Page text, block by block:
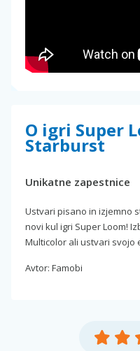
O igri Super
Starburst
Unikatne zapestnice
Ustvari pisano in izjemno
novi kul igri Super Loom!
Multicolor ali ustvari svojo
Avtor: Famobi